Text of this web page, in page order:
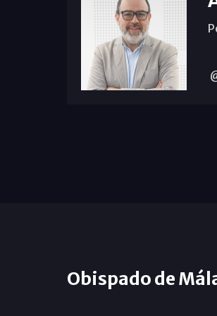
Obispado de